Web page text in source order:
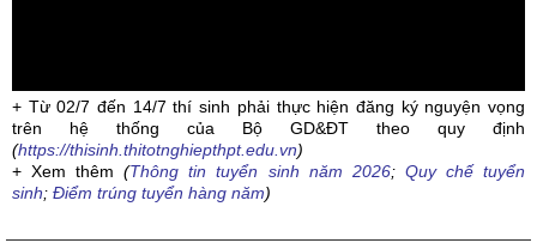
+ Từ 02/7 đến 14/7 thí sinh phải thực hiện đăng ký nguyện vọng
trên hệ thống của Bộ GD&ĐT theo quy định
(https://thisinh.thitotnghiepthpt.edu.vn)
+ Xem thêm(Thông tin tuyển sinh năm 2026; Quy chế tuyển
sinh; Điểm trúng tuyển hàng năm)